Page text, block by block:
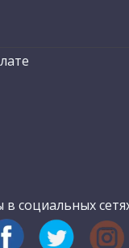
социальных